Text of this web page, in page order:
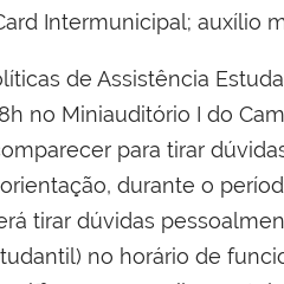
Intermunicipal; auxílio
de Assistência
no Miniauditório I do
para tirar
durante o
tirar dúvidas
no horário de